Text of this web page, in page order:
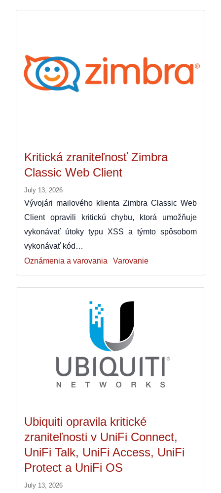
Kritická zraniteľnosť Zimbra
Classic Web Client
July 13, 2026
Vývojári mailového klienta Zimbra Classic Web
Client opravili kritickú chybu, ktorá umožňuje
vykonávať útoky typu XSS a týmto spôsobom
vykonávať kód…
Oznámenia a varovania
Varovanie
Ubiquiti opravila kritické
zraniteľnosti v UniFi Connect,
UniFi Talk, UniFi Access, UniFi
Protect a UniFi OS
July 13, 2026